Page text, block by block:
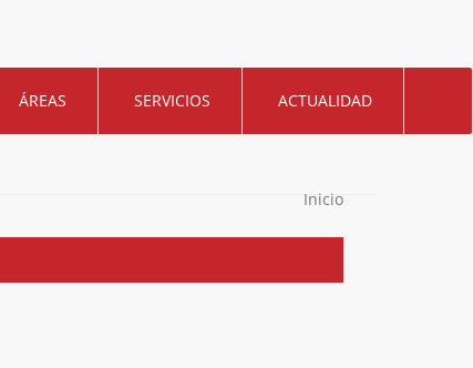
ÁREAS SERVICIOS ACTUALIDAD
Inicio